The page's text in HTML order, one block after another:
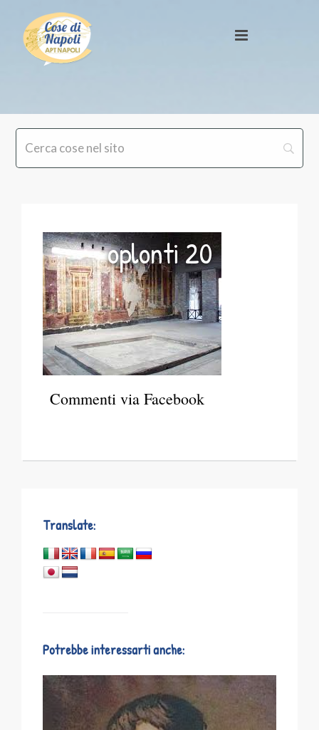
oplonti 20
Commenti via Facebook
Translate:
Potrebbe interessarti anche: